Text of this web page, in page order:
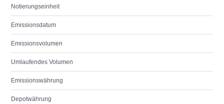
Notierungseinheit
Emissionsdatum
Emissionsvolumen
Umlaufendes Volumen
Emissionswährung
Depotwährung